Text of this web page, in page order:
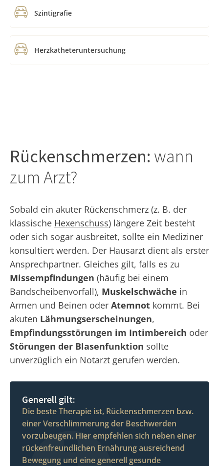
Szintigrafie
Herzkatheteruntersuchung
Rückenschmerzen: wann
zum Arzt?
Sobald ein akuter Rückenschmerz (z. B. der
klassische Hexenschuss) längere Zeit besteht
oder sich sogar ausbreitet, sollte ein Mediziner
konsultiert werden. Der Hausarzt dient als erster
Ansprechpartner. Gleiches gilt, falls es zu
Missempfindungen (häufig bei einem
Bandscheibenvorfall), Muskelschwäche in
Armen und Beinen oder Atemnot kommt. Bei
akuten Lähmungserscheinungen,
Empfindungsstörungen im Intimbereich oder
Störungen der Blasenfunktion sollte
unverzüglich ein Notarzt gerufen werden.
Generell gilt:
Die beste Therapie ist, Rückenschmerzen bzw.
einer Verschlimmerung der Beschwerden
vorzubeugen. Hier empfehlen sich neben einer
rückenfreundlichen Ernährung ausreichend
Bewegung und eine generell gesunde